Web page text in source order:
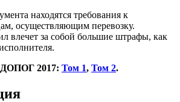
находятся требования к
осуществляющим перевозку.
влечет за собой большие штрафы, как
ДОПОГ 2017: Том 1, Том 2.